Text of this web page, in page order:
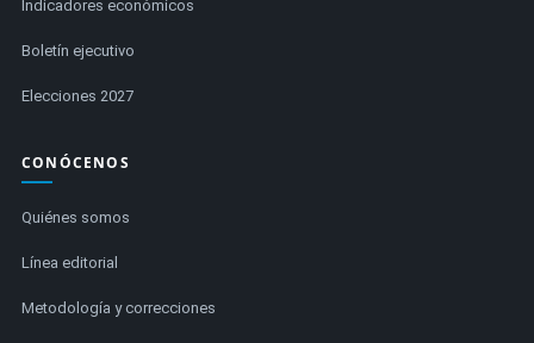
Indicadores económicos
Boletín ejecutivo
Elecciones 2027
CONÓCENOS
Quiénes somos
Línea editorial
Metodología y correcciones